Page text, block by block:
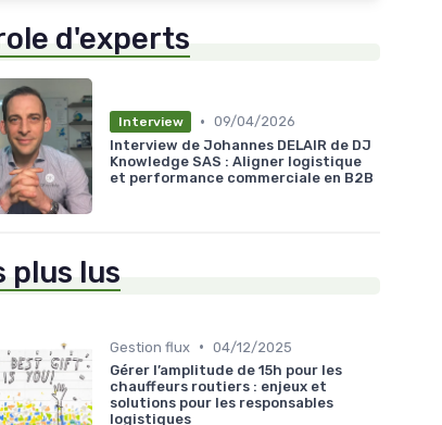
d'experts
Interview • 09/04/2026
Interview de Johannes DELAIR de DJ
Knowledge SAS : Aligner logistique
et performance commerciale en B2B
plus lus
Gestion flux • 04/12/2025
Gérer l’amplitude de 15h pour les
chauffeurs routiers : enjeux et
solutions pour les responsables
logistiques